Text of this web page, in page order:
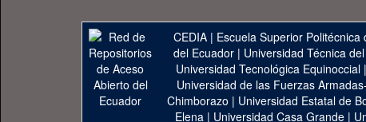
CEDIA | Escuela Superior Politécnica
del Ecuador| Universidad Técnica
Universidad Tecnológica Equinoccial|
Universidad de las Fuerzas
Chimborazo | Universidad Estatal de
Elena | Universidad Casa Grande |